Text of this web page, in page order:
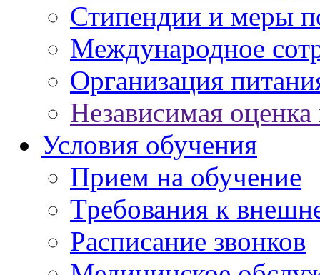
Стипендии и меры
Международное
Организация
Независимая оценка
Условия обучения
Прием на обучение
Требования к
Расписание звонков